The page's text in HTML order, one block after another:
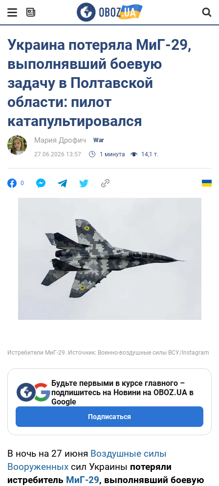
Украина потеряла МиГ-29,
выполнявший боевую
задачу в Полтавской
области: пилот
катапультировался
Мария Дрофич War
27.06.2026 13:57 1 минута 14,1 т.
0
Будьте первыми в курсе главного –
подпишитесь на Новини на OBOZ.UA в
Google
Подписаться
В ночь на 27 июня Воздушные силы
Вооруженных сил Украины потеряли
истребитель МиГ-29, выполнявший боевую